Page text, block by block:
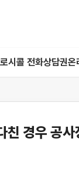
로시콜 전화상담권온
친 경우 공